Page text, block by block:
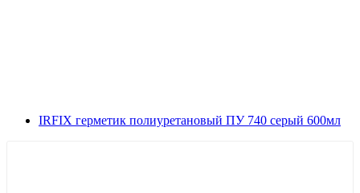
IRFIX герметик полиуретановый ПУ 740 серый 600мл